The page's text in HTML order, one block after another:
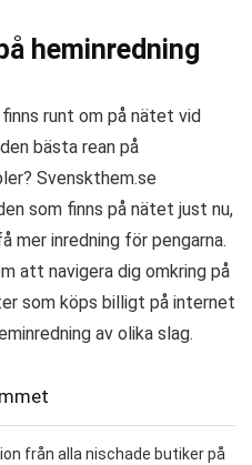
heminredning
finns runt om på nätet vid
bästa rean på
Svenskthem.se
som finns på nätet just nu,
mer inredning för pengarna.
att navigera dig omkring på
som köps billigt på internet
av olika slag.
från alla nischade butiker på